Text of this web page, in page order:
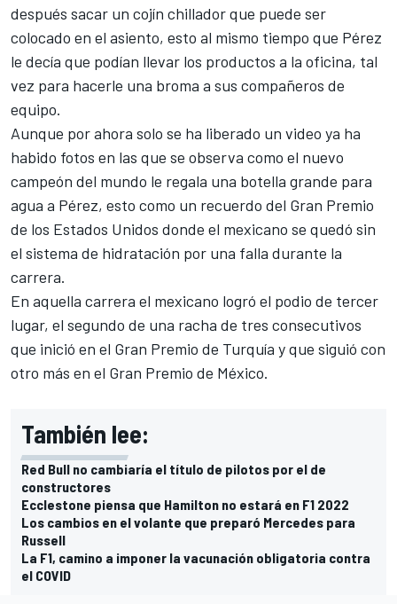
después sacar un cojín chillador que puede ser
colocado en el asiento, esto al mismo tiempo que Pérez
le decía que podían llevar los productos a la oficina, tal
vez para hacerle una broma a sus compañeros de
equipo.
Aunque por ahora solo se ha liberado un video ya ha
habido fotos en las que se observa como el nuevo
campeón del mundo le regala una botella grande para
agua a Pérez, esto como un recuerdo del Gran Premio
de los Estados Unidos donde el mexicano se quedó sin
el sistema de hidratación por una falla durante la
carrera.
En aquella carrera el mexicano logró el podio de tercer
lugar, el segundo de una racha de tres consecutivos
que inició en el Gran Premio de Turquía y que siguió con
otro más en el Gran Premio de México.
También lee:
Red Bull no cambiaría el título de pilotos por el de
constructores
Ecclestone piensa que Hamilton no estará en F1 2022
Los cambios en el volante que preparó Mercedes para
Russell
La F1, camino a imponer la vacunación obligatoria contra
el COVID